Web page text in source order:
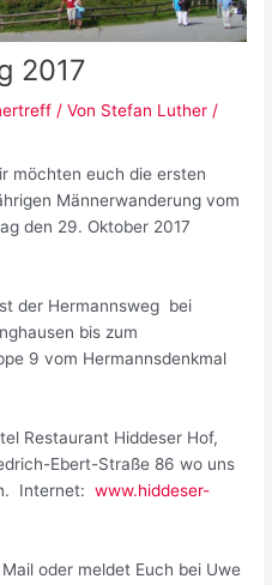
2017
/ Von Stefan Luther /
möchten euch die ersten
Männerwanderung vom
den 29. Oktober 2017
der Hermannsweg bei
bis zum
9 vom Hermannsdenkmal
Restaurant Hiddeser Hof,
Ebert-Straße 86 wo uns
Internet:www.hiddeser-
oder meldet Euch bei Uwe